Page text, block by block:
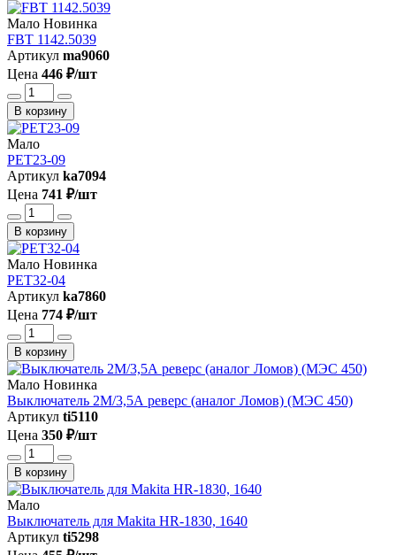
Мало Новинка
FBT 1142.5039
Артикул ma9060
Цена 446 ₽/шт
В корзину
Мало
PET23-09
Артикул ka7094
Цена 741 ₽/шт
В корзину
Мало Новинка
PET32-04
Артикул ka7860
Цена 774 ₽/шт
В корзину
Мало Новинка
Выключатель 2М/3,5А реверс (аналог Ломов) (МЭС 450)
Артикул ti5110
Цена 350 ₽/шт
В корзину
Мало
Выключатель для Makita HR-1830, 1640
Артикул ti5298